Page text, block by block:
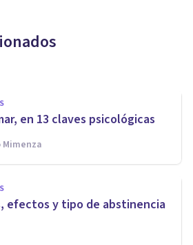
8 consejos
en 13 claves psicológicas
efectos y tipo de abstinencia
realmente?